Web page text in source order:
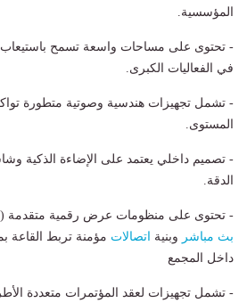
المؤسسية.
- تحتوى على مساحات واسعة تسمح باستيعاب
في الفعاليات الكبرى.
- تشمل تجهيزات هندسية وصوتية متطورة
المستوى.
- تصميم داخلي يعتمد على الإضاءة الذكية
الدقة.
- تحتوى على منظومات عرض رقمية متقدمة
بث مباشر وبنية اتصالات مؤمنة تربط القاعة
داخل المجمع
- تشمل تجهيزات لعقد المؤتمرات متعددة